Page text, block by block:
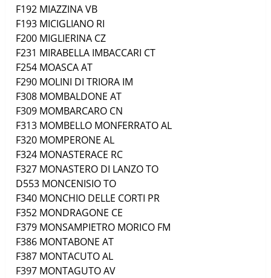
F192 MIAZZINAVB
F193 MICIGLIANO RI
F200 MIGLIERINA CZ
F231 MIRABELLA IMBACCARI CT
F254 MOASCAAT
F290 MOLINI DI TRIORA IM
F308 MOMBALDONE AT
F309 MOMBARCARO CN
F313 MOMBELLO MONFERRATOAL
F320 MOMPERONE AL
F324 MONASTERACE RC
F327 MONASTERO DI LANZOTO
D553 MONCENISIOTO
F340 MONCHIO DELLE CORTI PR
F352 MONDRAGONE CE
F379 MONSAMPIETRO MORICO FM
F386 MONTABONE AT
F387 MONTACUTOAL
F397 MONTAGUTOAV